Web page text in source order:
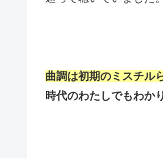
曲調は初期のミスチル
時代のわたしでもわか